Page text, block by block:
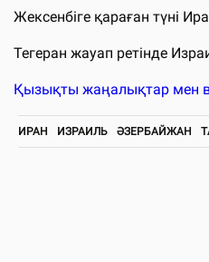
Жексенбіге қараған түні
Тегеран жауап ретінде
Қызықты жаңалықтар мен
ИРАН ИЗРАИЛЬ ӘЗЕРБАЙЖАН